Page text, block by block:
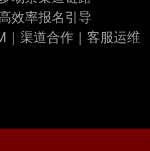
效率报名引导
渠道合作｜客服运维